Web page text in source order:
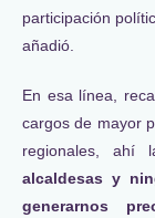
participación
añadió.
En esa línea,
cargos de mayor
regionales,
alcaldesas y
generarnos